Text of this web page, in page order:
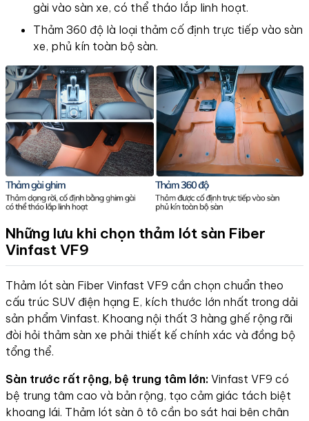
gài vào sàn xe, có thể tháo lắp linh hoạt.
Thảm 360 độ là loại thảm cố định trực tiếp vào sàn
xe, phủ kín toàn bộ sàn.
Những lưu khi chọn thảm lót sàn Fiber
Vinfast VF9
Thảm lót sàn Fiber Vinfast VF9 cần chọn chuẩn theo
cấu trúc SUV điện hạng E, kích thước lớn nhất trong dải
sản phẩm Vinfast. Khoang nội thất 3 hàng ghế rộng rãi
đòi hỏi thảm sàn xe phải thiết kế chính xác và đồng bộ
tổng thể.
Sàn trước rất rộng, bệ trung tâm lớn: Vinfast VF9 có
bệ trung tâm cao và bản rộng, tạo cảm giác tách biệt
khoang lái. Thảm lót sàn ô tô cần bo sát hai bên chân